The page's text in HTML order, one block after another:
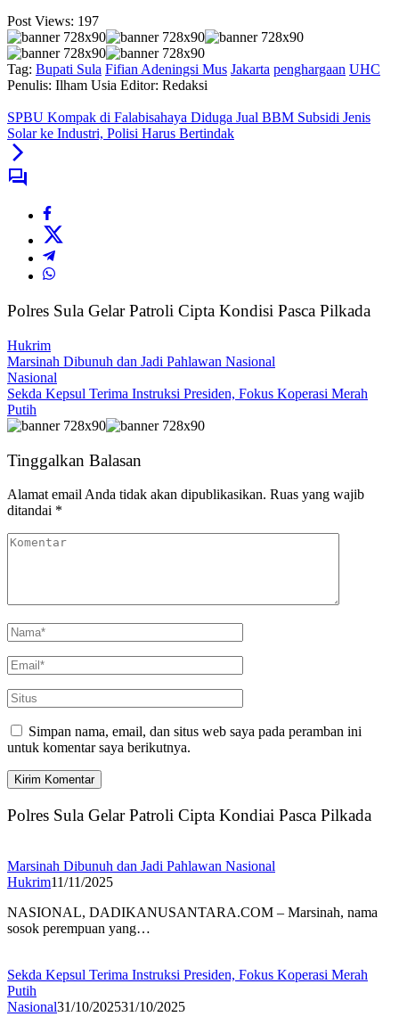
Post Views: 197
Tag: Bupati Sula Fifian Adeningsi Mus Jakarta penghargaan UHC
Penulis: Ilham Usia Editor: Redaksi
SPBU Kompak di Falabisahaya Diduga Jual BBM Subsidi Jenis
Solar ke Industri, Polisi Harus Bertindak
Polres Sula Gelar Patroli Cipta Kondisi Pasca Pilkada
Hukrim
Marsinah Dibunuh dan Jadi Pahlawan Nasional
Nasional
Sekda Kepsul Terima Instruksi Presiden, Fokus Koperasi Merah
Putih
Tinggalkan Balasan
Alamat email Anda tidak akan dipublikasikan. Ruas yang wajib
ditandai *
Simpan nama, email, dan situs web saya pada peramban ini
untuk komentar saya berikutnya.
Polres Sula Gelar Patroli Cipta Kondiai Pasca Pilkada
Marsinah Dibunuh dan Jadi Pahlawan Nasional
Hukrim11/11/2025
NASIONAL, DADIKANUSANTARA.COM – Marsinah, nama
sosok perempuan yang…
Sekda Kepsul Terima Instruksi Presiden, Fokus Koperasi Merah
Putih
Nasional31/10/202531/10/2025